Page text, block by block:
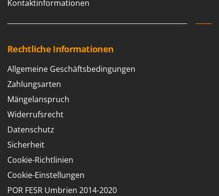
Kontaktinformationen
Rechtliche Informationen
Allgemeine Geschäftsbedingungen
Zahlungsarten
Mängelanspruch
Widerrufsrecht
Datenschutz
Sicherheit
Cookie-Richtlinien
Cookie-Einstellungen
POR FESR Umbrien 2014-2020